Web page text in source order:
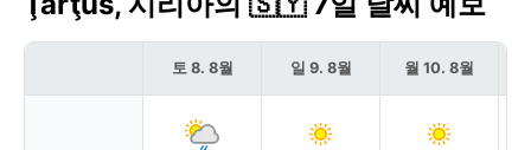
토 8. 8월 일 9. 8월 월 10. 8월